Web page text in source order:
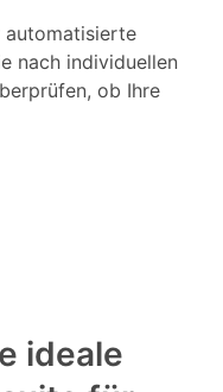
automatisierte
nach individuellen
ob Ihre
ideale